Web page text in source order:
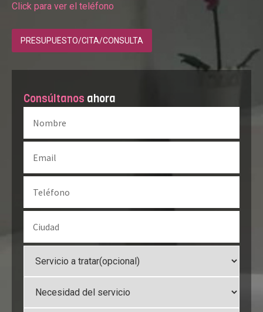
Click para ver el teléfono
PRESUPUESTO/CITA/CONSULTA
Consúltanos ahora